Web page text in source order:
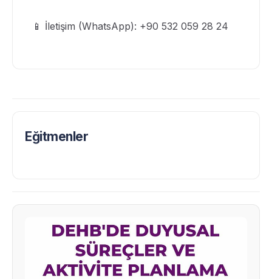
📱 İletişim (WhatsApp): +90 532 059 28 24
Eğitmenler